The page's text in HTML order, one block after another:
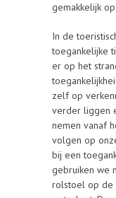
gemakkelijk
In de
toegankelijke
er op het
zelf op
verder liggen
nemen vanaf
volgen op
bij een
gebruiken we
rolstoel op de